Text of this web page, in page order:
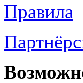
Правила